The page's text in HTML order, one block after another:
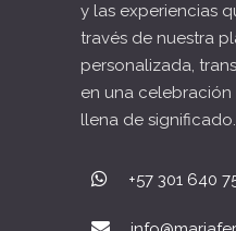
y las experiencias
través de nuestra
personalizada,
en una
llena de significado.
+57 301 640